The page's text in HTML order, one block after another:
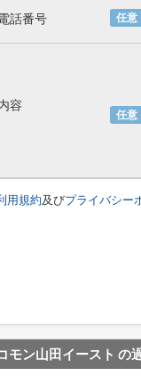
任意
話番号
任意
容
用規約及びプライバシー
モン山田イースト の